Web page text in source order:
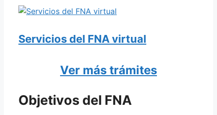
Servicios del FNA virtual
Ver más trámites
Objetivos del FNA